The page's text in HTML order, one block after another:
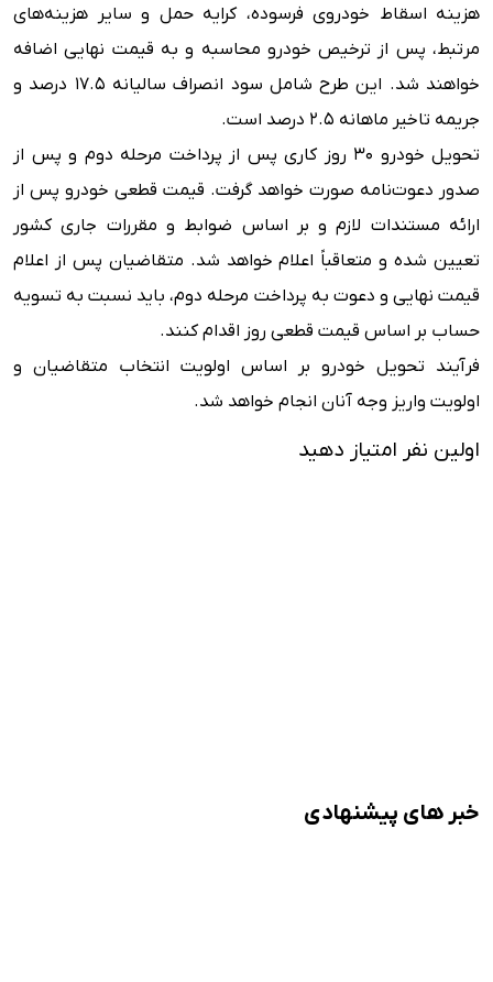
هزینه اسقاط خودروی فرسوده، کرایه حمل و سایر هزینه‌های
مرتبط، پس از ترخیص خودرو محاسبه و به قیمت نهایی اضافه
خواهند شد. این طرح شامل سود انصراف سالیانه 17.5 درصد و
جریمه تاخیر ماهانه 2.5 درصد است.
تحویل خودرو ۳۰ روز کاری پس از پرداخت مرحله دوم و پس از
صدور دعوت‌نامه صورت خواهد گرفت. قیمت قطعی خودرو پس از
ارائه مستندات لازم و بر اساس ضوابط و مقررات جاری کشور
تعیین شده و متعاقباً اعلام خواهد شد. متقاضیان پس از اعلام
قیمت نهایی و دعوت به پرداخت مرحله دوم، باید نسبت به تسویه
حساب بر اساس قیمت قطعی روز اقدام کنند.
فرآیند تحویل خودرو بر اساس اولویت انتخاب متقاضیان و
اولویت واریز وجه آنان انجام خواهد شد.
اولین نفر امتیاز دهید
خبر های پیشنهادی